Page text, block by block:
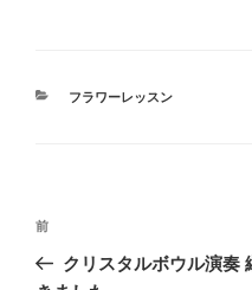
カ
フラワーレッスン
投
ナ
過
去
の
前
クリスタルボウル演奏